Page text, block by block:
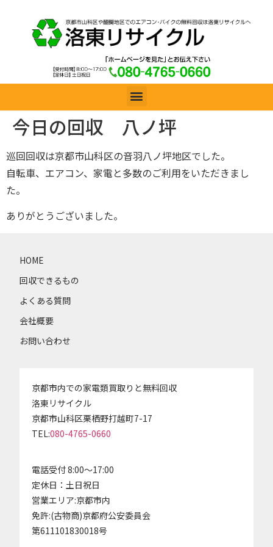
今日の回収 八ノ坪
巡回回収は京都市山科区の音羽八ノ坪地区でした。
自転車、エアコン、家電と多数のご利用をいただきまし
た。
ありがとうございました。
HOME
回収できるもの
よくある質問
会社概要
お問い合わせ
京都市内での家電類買取りと無料回収
洛東リサイクル
京都市山科区栗栖野打越町7-17
TEL:080-4765-0660
電話受付 8:00～17:00
定休日：土日祝日
営業エリア:京都市内
免許:(古物商)京都府公安委員会
第611101830018号